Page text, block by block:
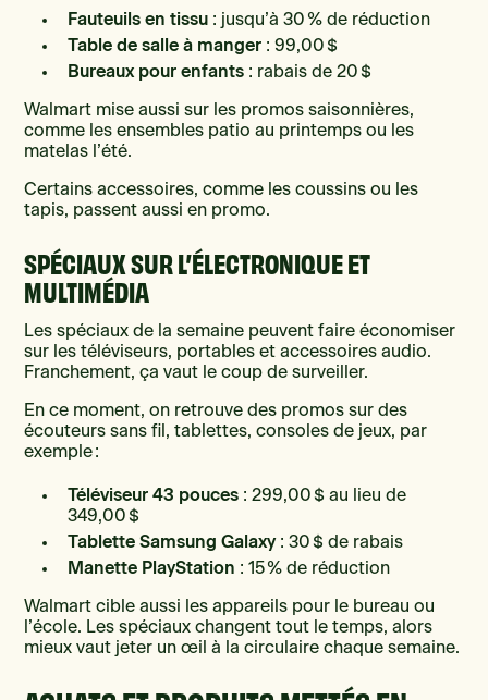
Fauteuils en tissu : jusqu’à 30 % de réduction
Table de salle à manger : 99,00 $
Bureaux pour enfants : rabais de 20 $
Walmart mise aussi sur les promos saisonnières,
comme les ensembles patio au printemps ou les
matelas l’été.
Certains accessoires, comme les coussins ou les
tapis, passent aussi en promo.
SPÉCIAUX SUR L’ÉLECTRONIQUE ET
MULTIMÉDIA
Les spéciaux de la semaine peuvent faire économiser
sur les téléviseurs, portables et accessoires audio.
Franchement, ça vaut le coup de surveiller.
En ce moment, on retrouve des promos sur des
écouteurs sans fil, tablettes, consoles de jeux, par
exemple :
Téléviseur 43 pouces : 299,00 $ au lieu de
349,00 $
Tablette Samsung Galaxy: 30 $ de rabais
Manette PlayStation : 15 % de réduction
Walmart cible aussi les appareils pour le bureau ou
l’école. Les spéciaux changent tout le temps, alors
mieux vaut jeter un œil à la circulaire chaque semaine.